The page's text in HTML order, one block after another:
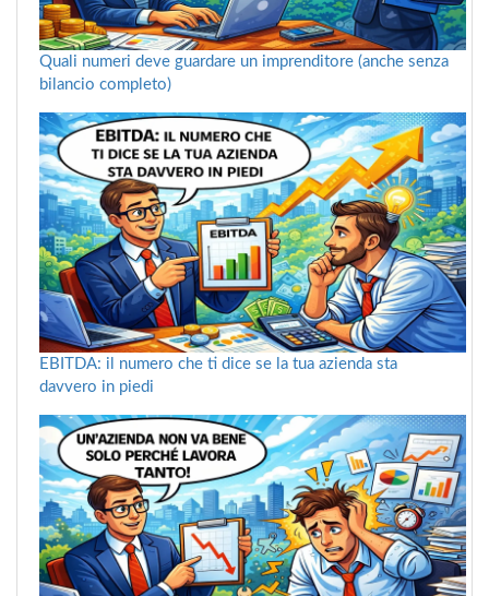
Quali numeri deve guardare un imprenditore (anche senza
bilancio completo)
EBITDA: il numero che ti dice se la tua azienda sta
davvero in piedi